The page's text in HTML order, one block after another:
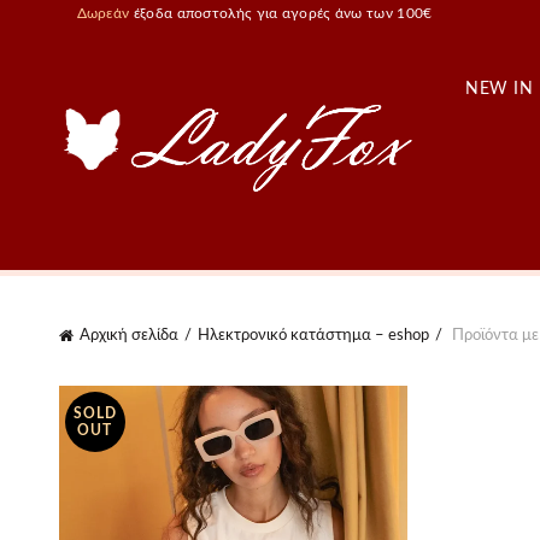
Δωρεάν έξοδα αποστολής για αγορές άνω των 100€
NEW IN
Αρχική σελίδα Ηλεκτρονικό κατάστημα – eshop Προϊόντα
SOLD
OUT